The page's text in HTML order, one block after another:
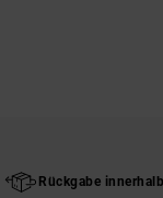
Rückgabe